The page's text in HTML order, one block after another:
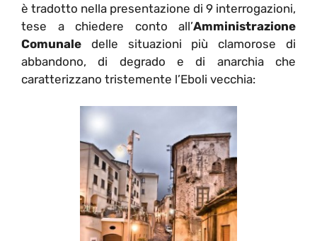
è tradotto nella presentazione di 9 interrogazioni,
tese a chiedere conto all’Amministrazione
Comunale delle situazioni più clamorose di
abbandono, di degrado e di anarchia che
caratterizzano tristemente l’Eboli vecchia: